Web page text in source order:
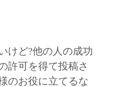
けど?他の人の成功
許可を得て投稿さ
のお役に立てるな